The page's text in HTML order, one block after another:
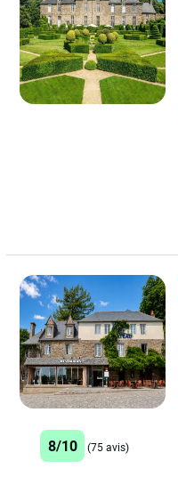
8/10 (75 avis)